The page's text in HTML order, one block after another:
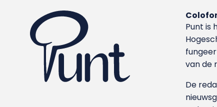
Punt is
van de
De